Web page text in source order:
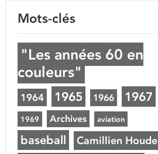
Mots-clés
"Les années 60 en
couleurs"
1964 1965 1966 1967
1969 Archives aviation
baseball Camillien Houde